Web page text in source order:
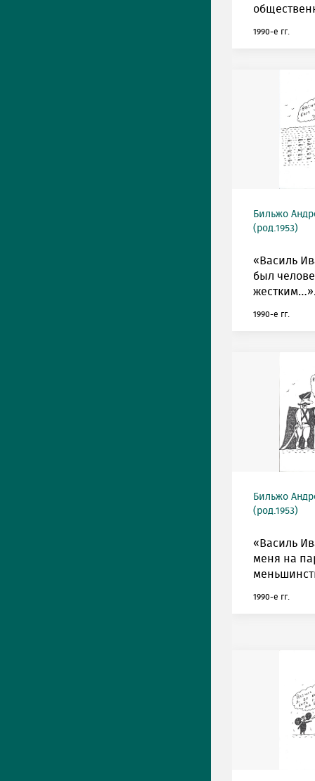
1990-е гг.
Бильжо
(род.1953)
«Василь
был
1990-е гг.
Бильжо
(род.1953)
«Василь
меня на
1990-е гг.